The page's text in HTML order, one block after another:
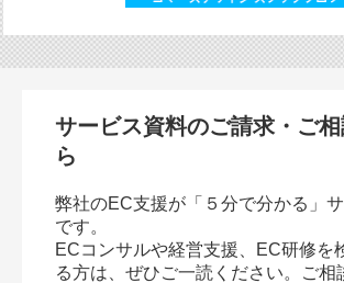
サービス資料のご請求・ご
ら
弊社のEC支援が「５分で分かる」
です。
ECコンサルや経営支援、EC研修を
る方は、ぜひご一読ください。ご相